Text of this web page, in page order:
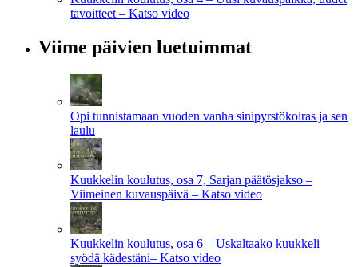
tavoitteet – Katso video
Viime päivien luetuimmat
Opi tunnistamaan vuoden vanha sinipyrstökoiras ja sen
laulu
Kuukkelin koulutus, osa 7, Sarjan päätösjakso –
Viimeinen kuvauspäivä – Katso video
Kuukkelin koulutus, osa 6 – Uskaltaako kuukkeli
syödä kädestäni– Katso video